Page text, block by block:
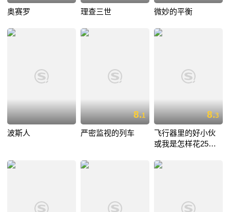
奥赛罗 理查三世 微妙的平衡
波斯人
8.1
严密监视的列车
8.3
飞行器里的好小伙
或我是怎样花25小
巴黎